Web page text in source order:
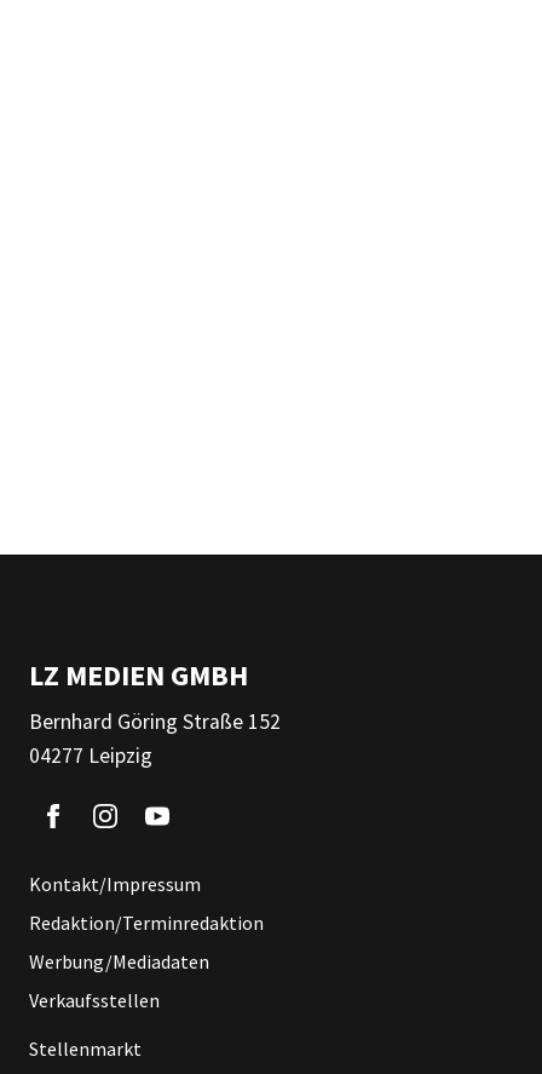
LZ MEDIEN GMBH
Bernhard Göring Straße 152
04277 Leipzig
Kontakt/Impressum
Redaktion/Terminredaktion
Werbung/Mediadaten
Verkaufsstellen
Stellenmarkt